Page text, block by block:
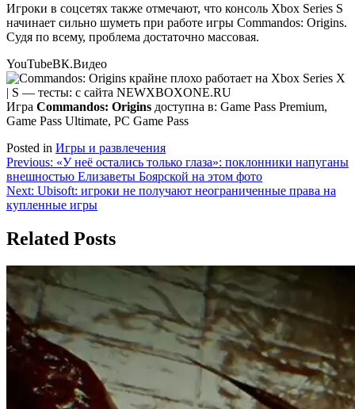
Игроки в соцсетях также отмечают, что консоль Xbox Series S
начинает сильно шуметь при работе игры Commandos: Origins.
Судя по всему, проблема достаточно массовая.
YouTubeВК.Видео
Игра Commandos: Origins доступна в: Game Pass Premium,
Game Pass Ultimate, PC Game Pass
Posted in Игры и развлечения
Навигация
по
записям
Previous: «У неё остались только глаза»: поклонники напуганы
внешностью Елизаветы Боярской на этом фото
Next: Ubisoft: игроки не получают неограниченные права на
купленные игры
Related Posts